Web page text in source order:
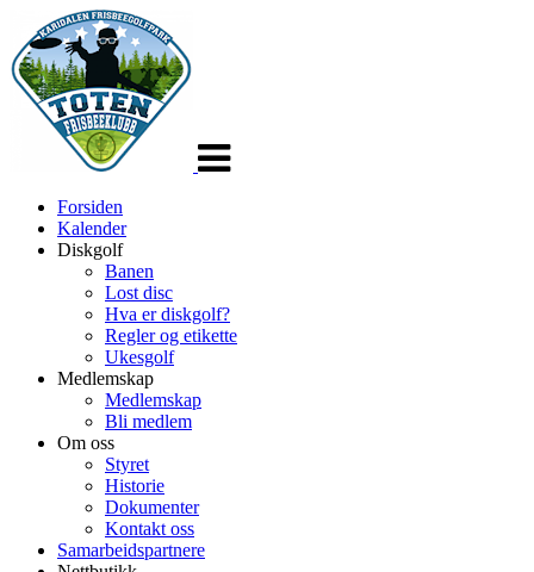
Forsiden
Kalender
Diskgolf
Banen
Lost disc
Hva er diskgolf?
Regler og etikette
Ukesgolf
Medlemskap
Medlemskap
Bli medlem
Om oss
Styret
Historie
Dokumenter
Kontakt oss
Samarbeidspartnere